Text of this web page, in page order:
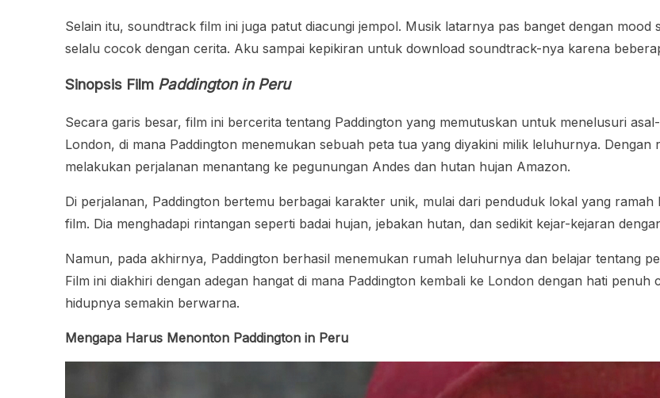
Selain itu, soundtrack film ini juga patut diacungi jempol. Musik latarnya pas banget dengan mood
selalu cocok dengan cerita. Aku sampai kepikiran untuk download soundtrack-nya karena
Sinopsis Film Paddington in Peru
Secara garis besar, film ini bercerita tentang Paddington yang memutuskan untuk menelusuri
London, di mana Paddington menemukan sebuah peta tua yang diyakini milik leluhurnya.
melakukan perjalanan menantang ke pegunungan Andes dan hutan hujan Amazon.
Di perjalanan, Paddington bertemu berbagai karakter unik, mulai dari penduduk lokal yang
film. Dia menghadapi rintangan seperti badai hujan, jebakan hutan, dan sedikit kejar-kejaran
Namun, pada akhirnya, Paddington berhasil menemukan rumah leluhurnya dan belajar tentang
Film ini diakhiri dengan adegan hangat di mana Paddington kembali ke London dengan hati
hidupnya semakin berwarna.
Mengapa Harus Menonton Paddington in Peru